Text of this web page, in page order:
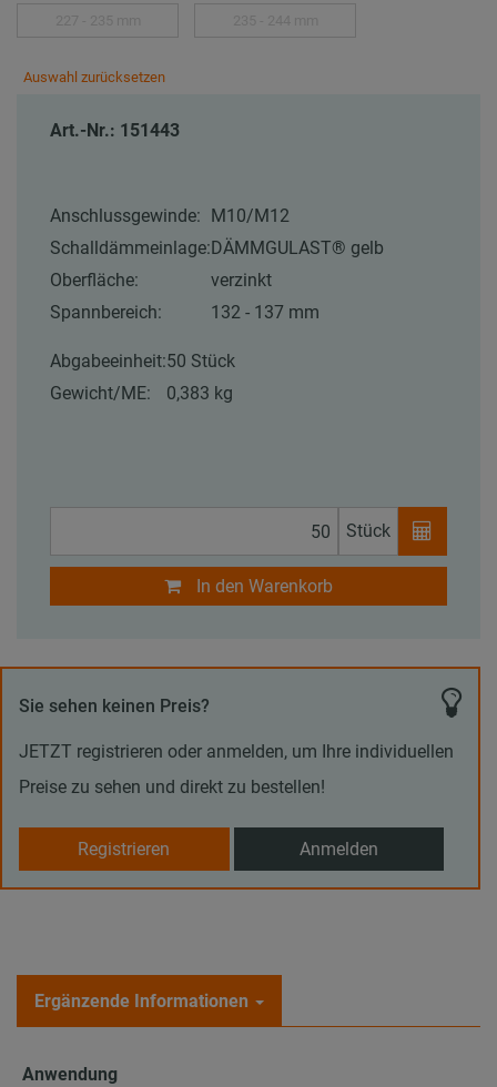
Auswahl zurücksetzen
Art.-Nr.: 151443
Anschlussgewinde:
M10/M12
Schalldämmeinlage: DÄMMGULAST® gelb
Oberfläche:
verzinkt
Spannbereich:
132 - 137 mm
Abgabeeinheit:50 Stück
Gewicht/ME:
0,383 kg
Stück
In den Warenkorb
Sie sehen keinen Preis?
JETZT registrieren oder anmelden, um Ihre individuellen
Preise zu sehen und direkt zu bestellen!
Registrieren Anmelden
Ergänzende Informationen
Anwendung